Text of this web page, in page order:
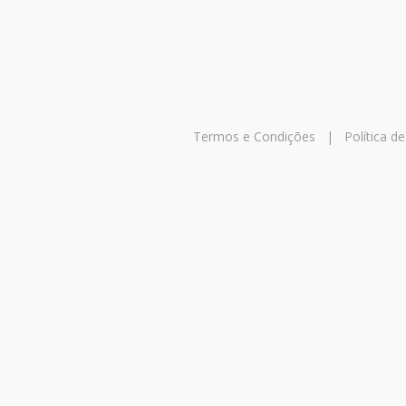
Termos e Condições | Política